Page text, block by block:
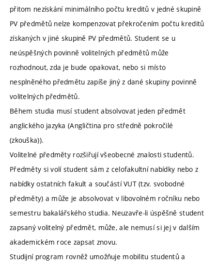
přitom nezískání minimálního počtu kreditů v jedné skupině
PV předmětů nelze kompenzovat překročením počtu kreditů
získaných v jiné skupině PV předmětů. Student se u
neúspěšných povinně volitelných předmětů může
rozhodnout, zda je bude opakovat, nebo si místo
nesplněného předmětu zapíše jiný z dané skupiny povinně
volitelných předmětů.
Během studia musí student absolvovat jeden předmět
anglického jazyka (Angličtina pro středně pokročilé
(zkouška)).
Volitelné předměty rozšiřují všeobecné znalosti studentů.
Předměty si volí student sám z celofakultní nabídky nebo z
nabídky ostatních fakult a součástí VUT (tzv. svobodné
předměty) a může je absolvovat v libovolném ročníku nebo
semestru bakalářského studia. Neuzavře-li úspěšně student
zapsaný volitelný předmět, může, ale nemusí si jej v dalším
akademickém roce zapsat znovu.
Studijní program rovněž umožňuje mobilitu studentů a